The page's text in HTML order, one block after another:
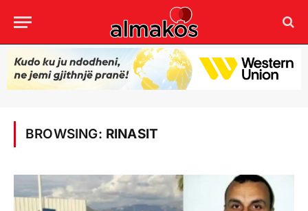
BROWSING: RINASIT